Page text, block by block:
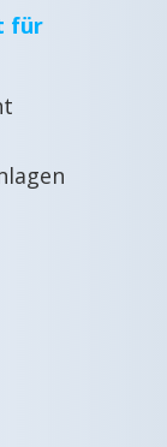
für